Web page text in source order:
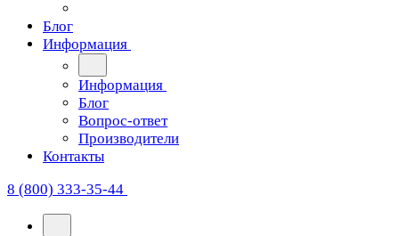
Блог
Информация
Информация
Блог
Вопрос-ответ
Производители
Контакты
8 (800) 333-35-44